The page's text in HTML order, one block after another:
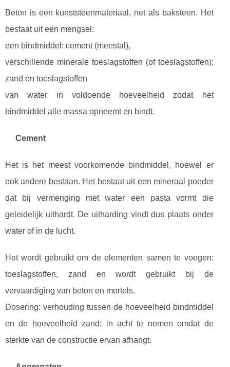
Beton is een kunststeenmateriaal, net als baksteen. Het
bestaat uit een mengsel:
een bindmiddel: cement (meestal),
verschillende minerale toeslagstoffen (of toeslagstoffen):
zand en toeslagstoffen
van water in voldoende hoeveelheid zodat het
bindmiddel alle massa opneemt en bindt.
Cement
Het is het meest voorkomende bindmiddel, hoewel er
ook andere bestaan. Het bestaat uit een mineraal poeder
dat bij vermenging met water een pasta vormt die
geleidelijk uithardt. De uitharding vindt dus plaats onder
water of in de lucht.
Het wordt gebruikt om de elementen samen te voegen:
toeslagstoffen, zand en wordt gebruikt bij de
vervaardiging van beton en mortels.
Dosering: verhouding tussen de hoeveelheid bindmiddel
en de hoeveelheid zand: in acht te nemen omdat de
sterkte van de constructie ervan afhangt.